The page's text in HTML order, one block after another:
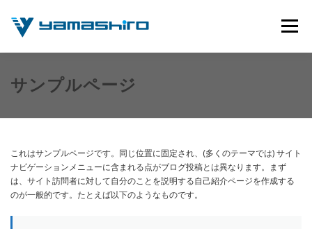
ッ
メニュー
公式サイト 動画撮影サービス
サンプルページ
これはサンプルページです。同じ位置に固定され、(多くのテーマでは) サイト
ナビゲーションメニューに含まれる点がブログ投稿とは異なります。まず
は、サイト訪問者に対して自分のことを説明する自己紹介ページを作成する
のが一般的です。たとえば以下のようなものです。